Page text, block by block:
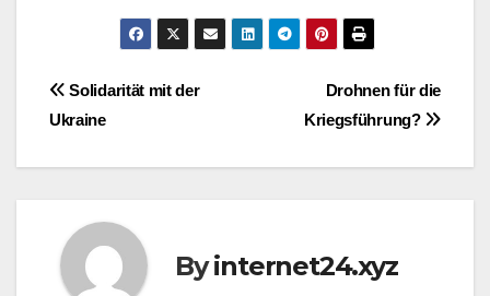
Post
Drohnen für die
Kriegsführung?
Solidarität mit der
Ukraine
Byinternet24.xyz